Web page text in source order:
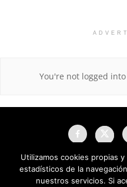
You're not logged
Utilizamos cookies propias
estadísticos de la
nuestros servicios. Si